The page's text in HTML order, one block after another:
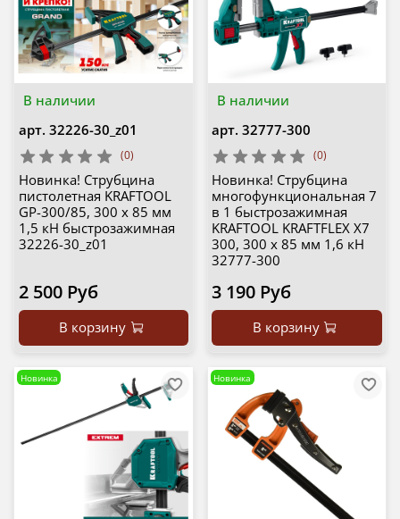
В наличии
арт. 32226-30_z01
(0)
Новинка! Струбцина
пистолетная KRAFTOOL
GP-300/85, 300 х 85 мм
1,5 кН быстрозажимная
32226-30_z01
2 500 Руб
В корзину
В наличии
арт. 32777-300
(0)
Новинка! Струбцина
многофункциональная 7
в 1 быстрозажимная
KRAFTOOL KRAFTFLEX X7
300, 300 х 85 мм 1,6 кН
32777-300
3 190 Руб
В корзину
Новинка Новинка